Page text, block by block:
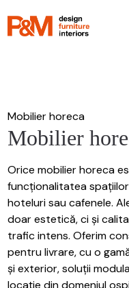
Mobilier horeca
Mobilier
Orice mobilier horeca
funcționalitatea
hoteluri sau cafenele.
doar estetică, ci și
trafic intens. Oferim
pentru livrare, cu o
și exterior, soluții
locație din domeniul